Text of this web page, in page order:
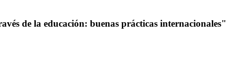
de la educación: buenas prácticas internacionales"